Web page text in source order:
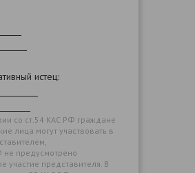
истец:
со ст.54 КАС РФ граждане
лица могут участвовать в
не предусмотрено
участие представителя. В